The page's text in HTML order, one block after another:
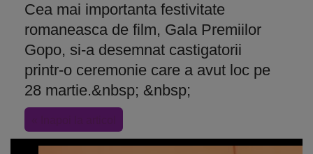
Cea mai importanta festivitate
romaneasca de film, Gala Premiilor
Gopo, si-a desemnat castigatorii
printr-o ceremonie care a avut loc pe
28 martie.&nbsp; &nbsp;